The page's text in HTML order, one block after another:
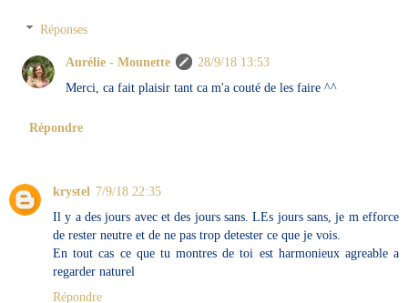
Réponses
Aurélie - Mounette
28/9/18 13:53
Merci, ca fait plaisir tant ca m'a couté de les faire ^^
Répondre
krystel 7/9/18 22:35
Il y a des jours avec et des jours sans. LEs jours sans, je m efforce
de rester neutre et de ne pas trop detester ce que je vois.
En tout cas ce que tu montres de toi est harmonieux agreable a
regarder naturel
Répondre